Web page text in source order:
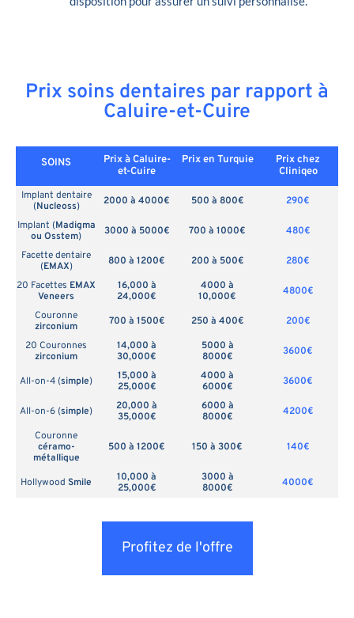
Prix soins dentaires par rapport à
Caluire-et-Cuire
SOINS
Prix à Caluire-
et-Cuire
Prix en Turquie
Prix chez
Cliniqeo
Implant dentaire
(Nucleoss) 2000 à 4000€ 500 à 800€
290€
Implant (Madigma
ou Osstem) 3000 à 5000€ 700 à 1000€
480€
Facette dentaire
(EMAX) 800 à 1200€ 200 à 500€
280€
20 Facettes EMAX
Veneers
16,000 à
24,000€
4000 à
10,000€
4800€
Couronne
zirconium
700 à 1500€ 250 à 400€
200€
20 Couronnes
zirconium
14,000 à
30,000€
5000 à
8000€
3600€
All-on-4 (simple)
15,000 à
25,000€
4000 à
6000€
3600€
All-on-6 (simple)
20,000 à
35,000€
6000 à
8000€
4200€
Couronne
céramo-
métallique
500 à 1200€ 150 à 300€ 140€
Hollywood Smile
10,000 à
25,000€
3000 à
8000€
4000€
Profitez de l'offre